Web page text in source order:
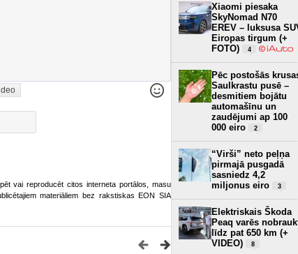
vai reproducēt citos interneta portālos, masu
materiāliem bez rakstiskas EON SIA
Xiaomi piesaka
SkyNomad N70
EREV – luksusa
Eiropas tirgum (+
FOTO)
4
Pēc postošās
Saulkrastu pusē –
desmitiem bojātu
automašīnu un
zaudējumi ap 100
000 eiro
2
“Virši” neto peļņa
pirmajā pusgadā
sasniedz 4,2
miljonus eiro
3
Elektriskais Škoda
Peaq varēs
līdz pat 650 km (+
VIDEO)
8